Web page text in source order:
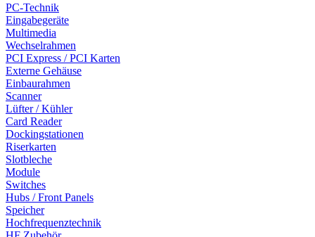
PC-Technik
Eingabegeräte
Multimedia
Wechselrahmen
PCI Express / PCI Karten
Externe Gehäuse
Einbaurahmen
Scanner
Lüfter / Kühler
Card Reader
Dockingstationen
Riserkarten
Slotbleche
Module
Switches
Hubs / Front Panels
Speicher
Hochfrequenztechnik